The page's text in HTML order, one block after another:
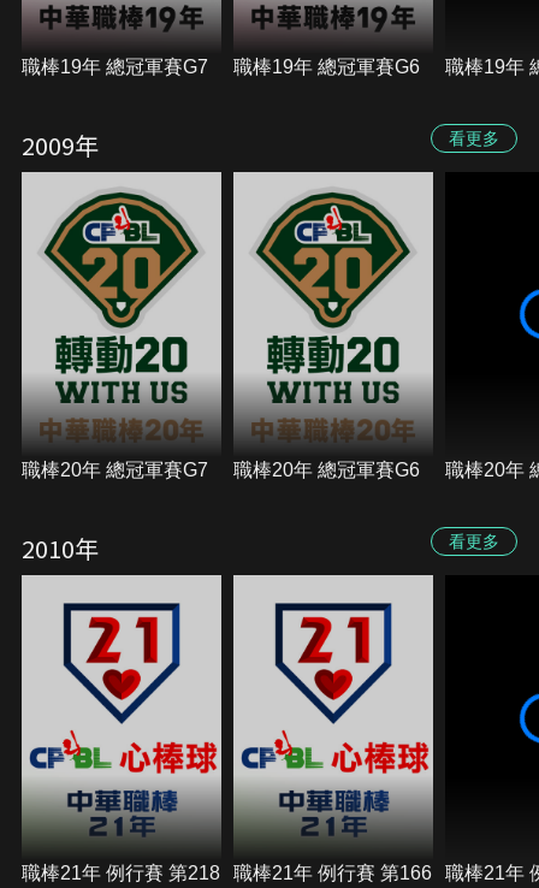
職棒19年 總冠軍賽G7 職棒19年 總冠軍賽G6 職棒19年
2009年 看更多
職棒20年 總冠軍賽G7 職棒20年 總冠軍賽G6 職棒20年
2010年 看更多
職棒21年 例行賽 第218
職棒21年 例行賽 第166
職棒21年